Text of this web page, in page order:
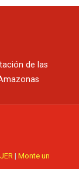
de las
| Monte un